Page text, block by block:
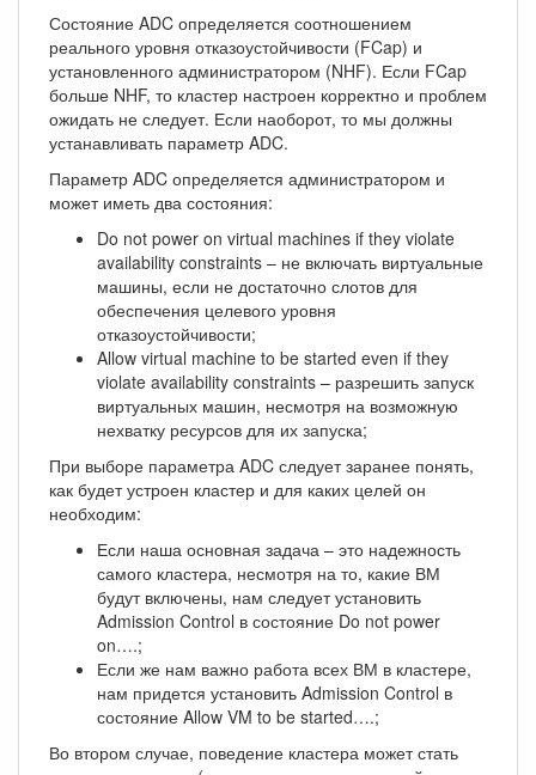
Состояние ADC определяется соотношением
реального уровня отказоустойчивости (FCap) и
установленного администратором (NHF). Если FCap
больше NHF, то кластер настроен корректно и проблем
ожидать не следует. Если наоборот, то мы должны
устанавливать параметр ADC.
Параметр ADC определяется администратором и
может иметь два состояния:
Do not power on virtual machines if they violate
availability constraints – не включать виртуальные
машины, если не достаточно слотов для
обеспечения целевого уровня
отказоустойчивости;
Allow virtual machine to be started even if they
violate availability constraints – разрешить запуск
виртуальных машин, несмотря на возможную
нехватку ресурсов для их запуска;
При выборе параметра ADC следует заранее понять,
как будет устроен кластер и для каких целей он
необходим:
Если наша основная задача – это надежность
самого кластера, несмотря на то, какие ВМ
будут включены, нам следует установить
Admission Control в состояние Do not power
on….;
Если же нам важно работа всех ВМ в кластере,
нам придется установить Admission Control в
состояние Allow VM to be started….;
Во втором случае, поведение кластера может стать